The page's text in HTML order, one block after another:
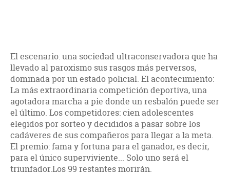
El escenario: una sociedad ultraconservadora que ha
llevado al paroxismo sus rasgos más perversos,
dominada por un estado policial. El acontecimiento:
La más extraordinaria competición deportiva, una
agotadora marcha a pie donde un resbalón puede ser
el último. Los competidores: cien adolescentes
elegidos por sorteo y decididos a pasar sobre los
cadáveres de sus compañeros para llegar a la meta.
El premio: fama y fortuna para el ganador, es decir,
para el único superviviente... Solo uno será el
triunfador.Los 99 restantes morirán.